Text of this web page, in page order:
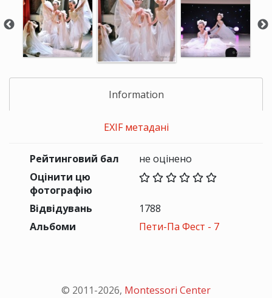
Information
EXIF метадані
Рейтинговий бал
не оцінено
Оцінити цю
фотографію
Відвідувань
1788
Альбоми
Пети-Па Фест - 7
© 2011-2026, Montessori Center